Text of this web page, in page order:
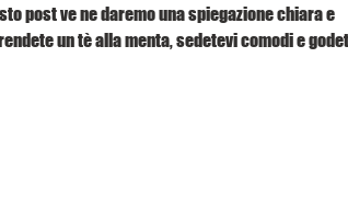
post ve ne daremo una spiegazione chiara e
un tè alla menta, sedetevi comodi e